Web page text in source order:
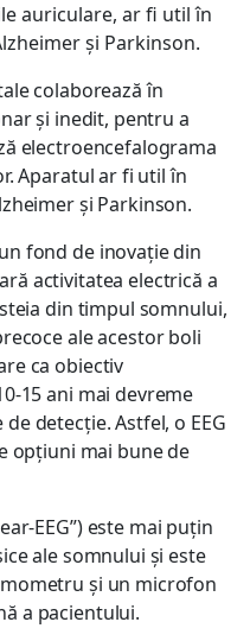
auriculare, ar fi util în
și Parkinson.
colaborează în
și inedit, pentru a
electroencefalograma
Aparatul ar fi util în
și Parkinson.
fond de inovaţie din
activitatea electrică a
din timpul somnului,
ale acestor boli
ca obiectiv
15 ani mai devreme
detecţie. Astfel, o EEG
opţiuni mai bune de
EEG”) este mai puţin
ale somnului și este
și un microfon
a pacientului.